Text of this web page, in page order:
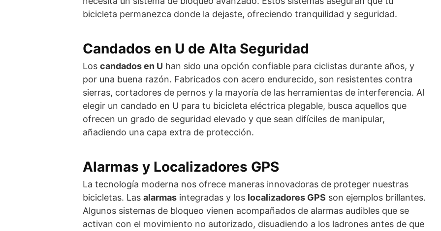
bicicleta permanezca donde la dejaste, ofreciendo tranquilidad y seguridad.
Candados en U de Alta Seguridad
Los candados en U han sido una opción confiable para ciclistas durante años, y
por una buena razón. Fabricados con acero endurecido, son resistentes contra
sierras, cortadores de pernos y la mayoría de las herramientas de interferencia. Al
elegir un candado en U para tu bicicleta eléctrica plegable, busca aquellos que
ofrecen un grado de seguridad elevado y que sean difíciles de manipular,
añadiendo una capa extra de protección.
Alarmas y Localizadores GPS
La tecnología moderna nos ofrece maneras innovadoras de proteger nuestras
bicicletas. Las alarmas integradas y los localizadores GPS son ejemplos brillantes.
Algunos sistemas de bloqueo vienen acompañados de alarmas audibles que se
activan con el movimiento no autorizado, disuadiendo a los ladrones antes de que